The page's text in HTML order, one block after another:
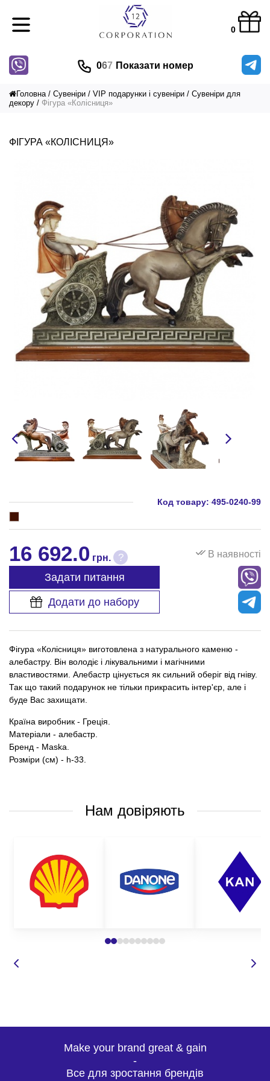
0
067 Показати номер
Головна Сувеніри VIP подарунки і сувеніри
Сувеніри для
декору
Фігура «Колісниця»
ФІГУРА «КОЛІСНИЦЯ»
Код товару: 495-0240-99
16 692.0 грн. ? В наявності
Задати питання
Додати до набору
Фігура «Колісниця» виготовлена з натурального каменю -
алебастру. Він володіє і лікувальними і магічними
властивостями. Алебастр цінується як сильний оберіг від гніву.
Так що такий подарунок не тільки прикрасить інтер'єр, але і
буде Вас захищати.
Країна виробник - Греція.
Матеріали - алебастр.
Бренд - Maska.
Розміри (см) - h-33.
Нам довіряють
Make your brand great & gain
-
Все для зростання брендів